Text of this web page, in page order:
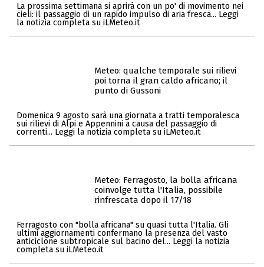
La prossima settimana si aprirà con un po' di movimento nei
cieli: il passaggio di un rapido impulso di aria fresca... Leggi
la notizia completa su iLMeteo.it
Meteo: qualche temporale sui rilievi
poi torna il gran caldo africano; il
punto di Gussoni
Domenica 9 agosto sarà una giornata a tratti temporalesca
sui rilievi di Alpi e Appennini a causa del passaggio di
correnti... Leggi la notizia completa su iLMeteo.it
Meteo: Ferragosto, la bolla africana
coinvolge tutta l'Italia, possibile
rinfrescata dopo il 17/18
Ferragosto con "bolla africana" su quasi tutta l'Italia. Gli
ultimi aggiornamenti confermano la presenza del vasto
anticiclone subtropicale sul bacino del... Leggi la notizia
completa su iLMeteo.it